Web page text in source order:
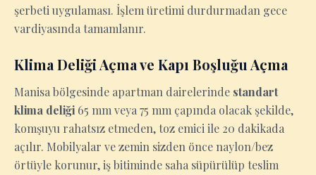
şerbeti uygulaması. İşlem üretimi durdurmadan gece
vardiyasında tamamlanır.
Klima Deliği Açma ve Kapı Boşluğu Açma
Manisa bölgesinde apartman dairelerinde standart
klima deliği 65 mm veya 75 mm çapında olacak şekilde,
komşuyu rahatsız etmeden, toz emici ile 20 dakikada
açılır. Mobilyalar ve zemin sizden önce naylon/bez
örtüyle korunur, iş bitiminde saha süpürülüp teslim